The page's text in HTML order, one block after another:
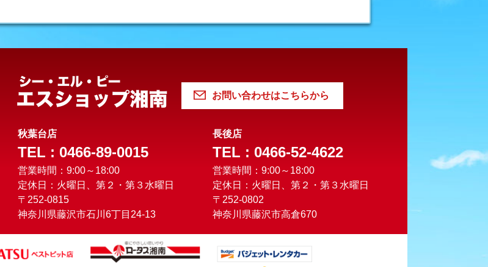
お問い合わせはこちらから
秋葉台店
TEL : 0466-89-0015
営業時間：9:00～18:00
定休日：火曜日、第２・第３水曜日
〒252-0815
神奈川県藤沢市石川6丁目24-13
長後店
TEL : 0466-52-4622
営業時間：9:00～18:00
定休日：火曜日、第２・第３水曜日
〒252-0802
神奈川県藤沢市高倉670